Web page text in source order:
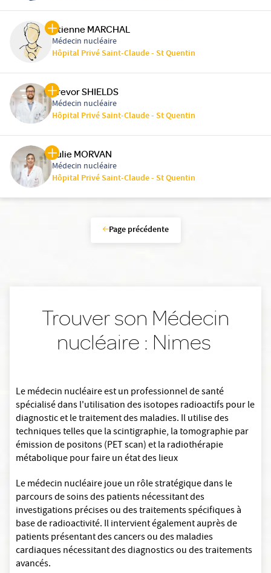
Etienne MARCHAL
Médecin nucléaire
Hôpital Privé Saint-Claude - St Quentin
Trevor SHIELDS
Médecin nucléaire
Hôpital Privé Saint-Claude - St Quentin
Julie MORVAN
Médecin nucléaire
Hôpital Privé Saint-Claude - St Quentin
Page précédente
Trouver son Médecin
nucléaire : Nimes
Le médecin nucléaire est un professionnel de santé
spécialisé dans l'utilisation des isotopes radioactifs pour le
diagnostic et le traitement des maladies. Il utilise des
techniques telles que la scintigraphie, la tomographie par
émission de positons (PET scan) et la radiothérapie
métabolique pour faire un état des lieux
Le médecin nucléaire joue un rôle stratégique dans le
parcours de soins des patients nécessitant des
investigations précises ou des traitements spécifiques à
base de radioactivité. Il intervient également auprès de
patients présentant des cancers ou des maladies
cardiaques nécessitant des diagnostics ou des traitements
avancés.